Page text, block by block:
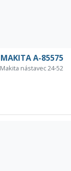
MAKITA A-85575
Makita nástavec 24-52